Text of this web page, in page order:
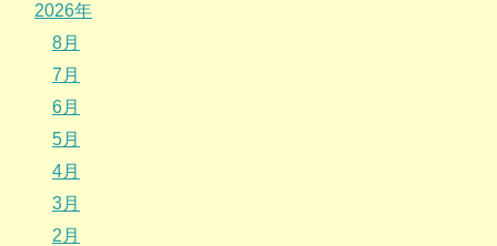
2026年
8月
7月
6月
5月
4月
3月
2月